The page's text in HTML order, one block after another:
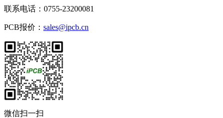
联系电话：0755-23200081
PCB报价： sales@ipcb.cn
微信扫一扫